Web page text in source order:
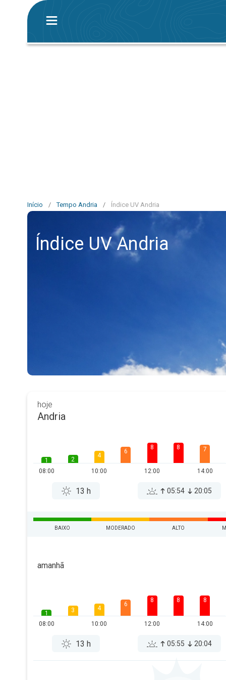
Início / Tempo Andria / Índice UV Andria
Índice UV Andria
hoje
Andria
1
08:00
2
4
10:00
6
8
12:00
8 7
14:00
13 h 05:54 20:05
BAIXO MODERADO ALTO
amanhã
1
08:00
3 4
10:00
6
8
12:00
8 8
14:00
13 h 05:55 20:04